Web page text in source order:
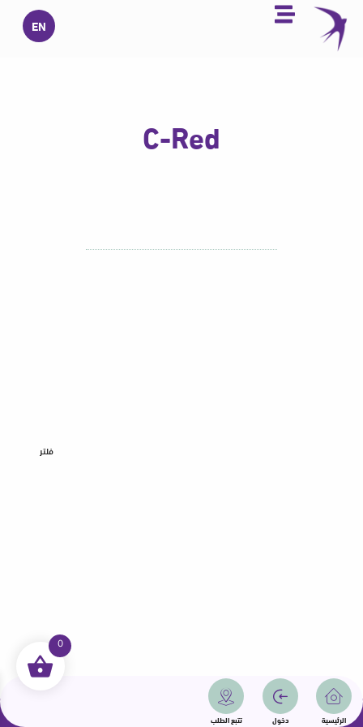
تخطي
المحتوى
EN
الرئيسية دخول تتبع الطلب
C-Red
فلتر
جميع الحقوق محفوظة | سمامة 2025 | دولة قطر
0